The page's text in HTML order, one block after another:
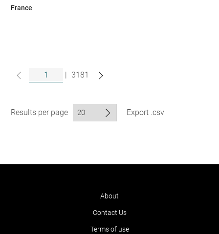
France
3181
Results per page Export .csv
About
Contact Us
Terms of use